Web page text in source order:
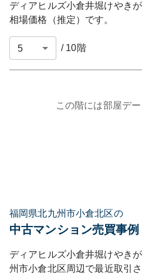
ディアヒルズ小倉井堀けやき
相場価格（推定）です。
/ 10階
この階には部屋デ
福岡県北九州市小倉北区の
中古マンション売買事例
ディアヒルズ小倉井堀けやき
州市小倉北区周辺で最近取引